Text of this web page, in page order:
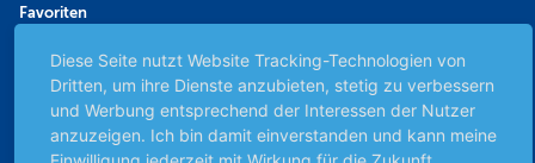
Favoriten
Strategie
Thema der Woche
Themen & Börse
Diese Seite nutzt Website Tracking-Technologien von
Dritten, um ihre Dienste anzubieten, stetig zu verbessern
und Werbung entsprechend der Interessen der Nutzer
anzuzeigen. Ich bin damit einverstanden und kann meine